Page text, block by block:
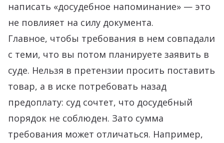
написать «досудебное напоминание» — это
не повлияет на силу документа.
Главное, чтобы требования в нем совпадали
с теми, что вы потом планируете заявить в
суде. Нельзя в претензии просить поставить
товар, а в иске потребовать назад
предоплату: суд сочтет, что досудебный
порядок не соблюден. Зато сумма
требования может отличаться. Например,